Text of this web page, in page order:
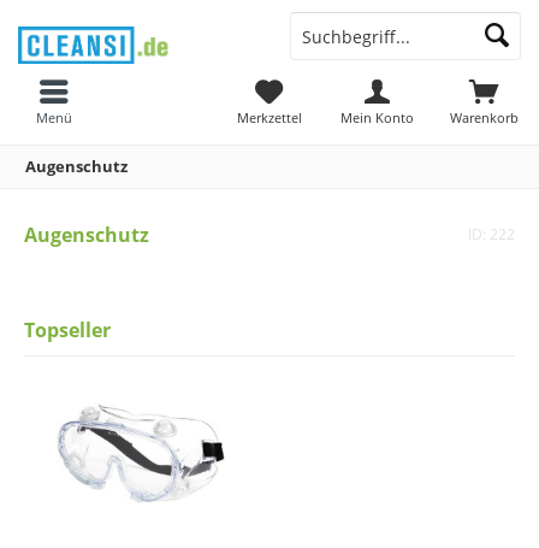
Warenkorb
Merkzettel Mein Konto
Menü
Augenschutz
Augenschutz ID: 222
Topseller